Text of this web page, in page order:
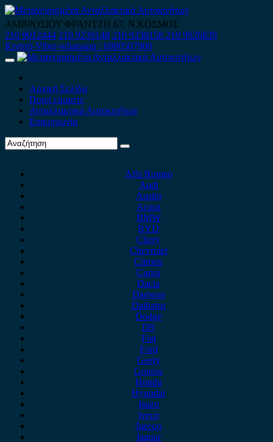
Skip
to
content
ΑΜΒΡΟΣΙΟΥ ΦΡΑΝΤΖΗ 67, Ν.ΚΟΣΜΟΣ
210 9012444 210 9239148 210 9238158 210 9026839
Κινητό-Viber-whatsapp : 6980507900
Primary
Αρχική Σελίδα
Ποιοί είμαστε
Ανταλλακτικά Αυτοκινήτων
Επικοινωνία
Alfa Romeo
Audi
Austin
Acura
BMW
BYD
Chery
Chevrolet
Citroen
Cupra
Dacia
Daewoo
Daihatsu
Dodge
DS
Fiat
Ford
Geely
Gonow
Honda
Hyundai
Isuzu
iveco
Jaecoo
Jaguar